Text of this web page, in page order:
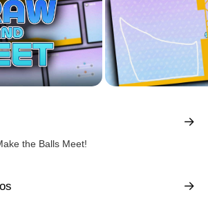
the Balls Meet!